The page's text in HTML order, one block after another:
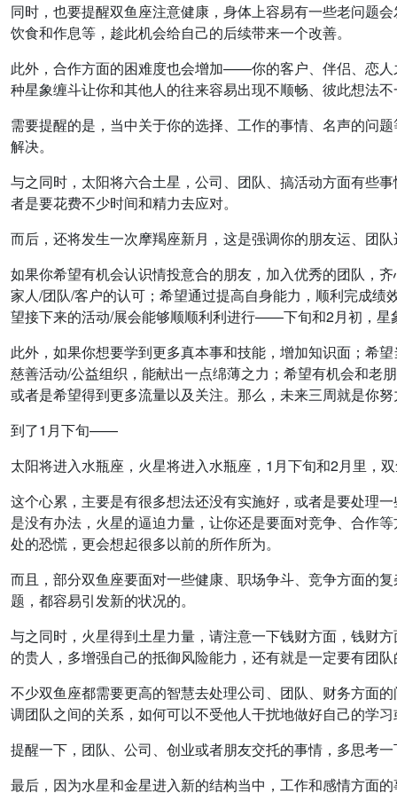
同时，也要提醒双鱼座注意健康，身体上容易有一些老问题
饮食和作息等，趁此机会给自己的后续带来一个改善。
此外，合作方面的困难度也会增加——你的客户、伴侣、恋
种星象缠斗让你和其他人的往来容易出现不顺畅、彼此想法
需要提醒的是，当中关于你的选择、工作的事情、名声的问
解决。
与之同时，太阳将六合土星，公司、团队、搞活动方面有些
者是要花费不少时间和精力去应对。
而后，还将发生一次摩羯座新月，这是强调你的朋友运、团
如果你希望有机会认识情投意合的朋友，加入优秀的团队，
家人/团队/客户的认可；希望通过提高自身能力，顺利完成
望接下来的活动/展会能够顺顺利利进行——下旬和2月初，星
此外，如果你想要学到更多真本事和技能，增加知识面；希
慈善活动/公益组织，能献出一点绵薄之力；希望有机会和老
或者是希望得到更多流量以及关注。那么，未来三周就是你
到了1月下旬——
太阳将进入水瓶座，火星将进入水瓶座，1月下旬和2月里
这个心累，主要是有很多想法还没有实施好，或者是要处理
是没有办法，火星的逼迫力量，让你还是要面对竞争、合作
处的恐慌，更会想起很多以前的所作所为。
而且，部分双鱼座要面对一些健康、职场争斗、竞争方面的
题，都容易引发新的状况的。
与之同时，火星得到土星力量，请注意一下钱财方面，钱财
的贵人，多增强自己的抵御风险能力，还有就是一定要有团
不少双鱼座都需要更高的智慧去处理公司、团队、财务方面
调团队之间的关系，如何可以不受他人干扰地做好自己的学
提醒一下，团队、公司、创业或者朋友交托的事情，多思考
最后，因为水星和金星进入新的结构当中，工作和感情方面